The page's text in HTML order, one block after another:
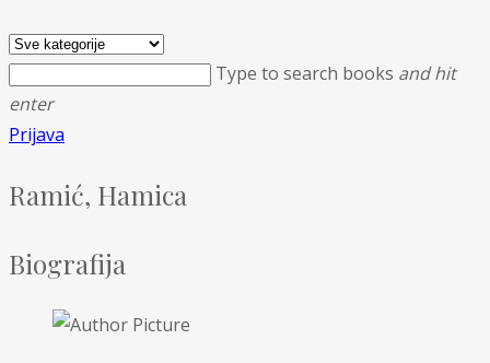
Type to search books and hit
enter
Prijava
Ramić, Hamica
Biografija